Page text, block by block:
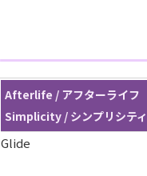
Afterlife / アフターライフ
Simplicity / シンプリシテ
Glide